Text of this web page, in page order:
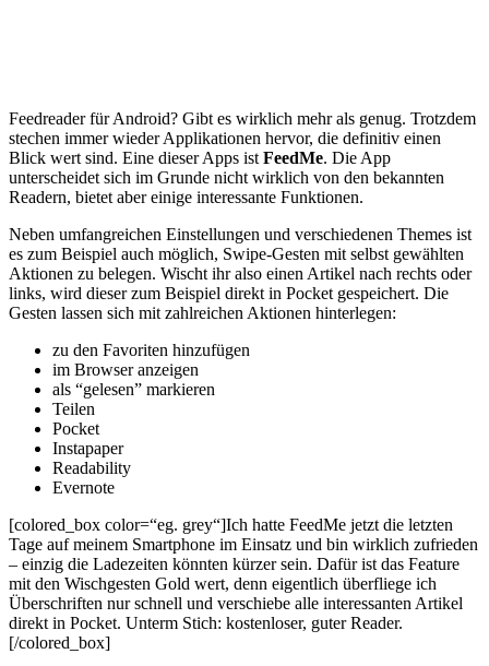
Feedreader für Android? Gibt es wirklich mehr als genug. Trotzdem
stechen immer wieder Applikationen hervor, die definitiv einen
Blick wert sind. Eine dieser Apps ist FeedMe. Die App
unterscheidet sich im Grunde nicht wirklich von den bekannten
Readern, bietet aber einige interessante Funktionen.
Neben umfangreichen Einstellungen und verschiedenen Themes ist
es zum Beispiel auch möglich, Swipe-Gesten mit selbst gewählten
Aktionen zu belegen. Wischt ihr also einen Artikel nach rechts oder
links, wird dieser zum Beispiel direkt in Pocket gespeichert. Die
Gesten lassen sich mit zahlreichen Aktionen hinterlegen:
zu den Favoriten hinzufügen
im Browser anzeigen
als “gelesen” markieren
Teilen
Pocket
Instapaper
Readability
Evernote
[colored_box color=“eg. grey“]Ich hatte FeedMe jetzt die letzten
Tage auf meinem Smartphone im Einsatz und bin wirklich zufrieden
– einzig die Ladezeiten könnten kürzer sein. Dafür ist das Feature
mit den Wischgesten Gold wert, denn eigentlich überfliege ich
Überschriften nur schnell und verschiebe alle interessanten Artikel
direkt in Pocket. Unterm Stich: kostenloser, guter Reader.
[/colored_box]